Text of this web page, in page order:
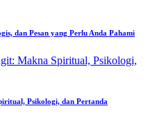
dan Pesan yang Perlu Anda Pahami
Psikologi, dan Pertanda